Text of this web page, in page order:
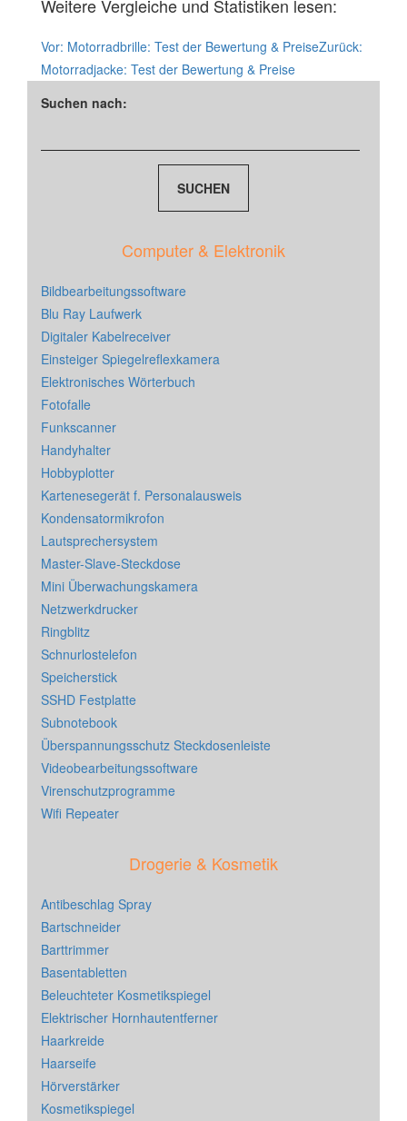
Weitere Vergleiche und Statistiken lesen:
Vor: Motorradbrille: Test der Bewertung & PreiseZurück:
Motorradjacke: Test der Bewertung & Preise
Suchen nach:
Computer & Elektronik
Bildbearbeitungssoftware
Blu Ray Laufwerk
Digitaler Kabelreceiver
Einsteiger Spiegelreflexkamera
Elektronisches Wörterbuch
Fotofalle
Funkscanner
Handyhalter
Hobbyplotter
Kartenesegerät f. Personalausweis
Kondensatormikrofon
Lautsprechersystem
Master-Slave-Steckdose
Mini Überwachungskamera
Netzwerkdrucker
Ringblitz
Schnurlostelefon
Speicherstick
SSHD Festplatte
Subnotebook
Überspannungsschutz Steckdosenleiste
Videobearbeitungssoftware
Virenschutzprogramme
Wifi Repeater
Drogerie & Kosmetik
Antibeschlag Spray
Bartschneider
Barttrimmer
Basentabletten
Beleuchteter Kosmetikspiegel
Elektrischer Hornhautentferner
Haarkreide
Haarseife
Hörverstärker
Kosmetikspiegel